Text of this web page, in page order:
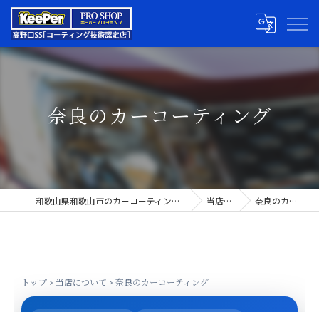
奈良のカーコーティング
和歌山県和歌山市のカーコーティングならキーパープロショップ高野口SS 当店について 奈良のカーコーティング
トップ > 当店について > 奈良のカーコーティング